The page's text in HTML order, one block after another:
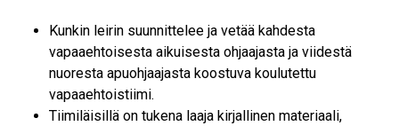
Kunkin leirin suunnittelee ja vetää kahdesta
vapaaehtoisesta aikuisesta ohjaajasta ja viidestä
nuoresta apuohjaajasta koostuva koulutettu
vapaaehtoistiimi.
Tiimiläisillä on tukena laaja kirjallinen materiaali,